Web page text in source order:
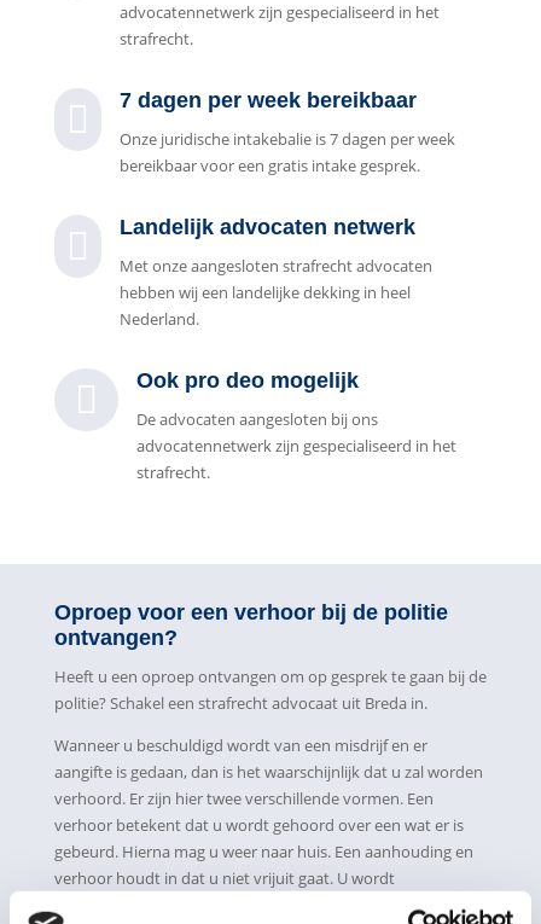
advocatennetwerk zijn gespecialiseerd in het
strafrecht.
 7 dagen per week bereikbaar
Onze juridische intakebalie is 7 dagen per week
bereikbaar voor een gratis intake gesprek.
 Landelijk advocaten netwerk
Met onze aangesloten strafrecht advocaten
hebben wij een landelijke dekking in heel
Nederland.
 Ook pro deo mogelijk
De advocaten aangesloten bij ons
advocatennetwerk zijn gespecialiseerd in het
strafrecht.
Oproep voor een verhoor bij de politie
ontvangen?
Heeft u een oproep ontvangen om op gesprek te gaan bij de
politie? Schakel een strafrecht advocaat uit Breda in.
Wanneer u beschuldigd wordt van een misdrijf en er
aangifte is gedaan, dan is het waarschijnlijk dat u zal worden
verhoord. Er zijn hier twee verschillende vormen. Een
verhoor betekent dat u wordt gehoord over een wat er is
gebeurd. Hierna mag u weer naar huis. Een aanhouding en
verhoor houdt in dat u niet vrijuit gaat. U wordt
overgebracht naar een cellencomplex en de politie hoort u